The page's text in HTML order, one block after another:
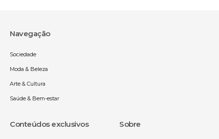
Navegação
Sociedade
Moda & Beleza
Arte & Cultura
Saúde & Bem-estar
Conteúdos exclusivos Sobre